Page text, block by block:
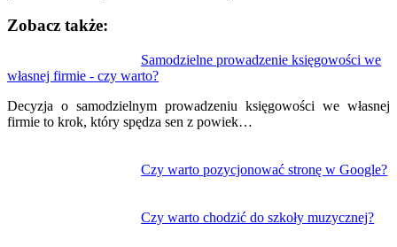
Zobacz także:
Samodzielne prowadzenie księgowości we
własnej firmie - czy warto?
Decyzja o samodzielnym prowadzeniu księgowości we własnej
firmie to krok, który spędza sen z powiek…
Czy warto pozycjonować stronę w Google?
Czy warto chodzić do szkoły muzycznej?
wpisu